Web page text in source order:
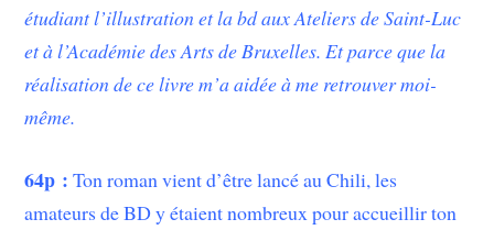
étudiant l’illustration et la bd aux Ateliers de Saint-Luc
et à l’Académie des Arts de Bruxelles. Et parce que la
réalisation de ce livre m’a aidée à me retrouver moi-
même.
64p : Ton roman vient d’être lancé au Chili, les
amateurs de BD y étaient nombreux pour accueillir ton